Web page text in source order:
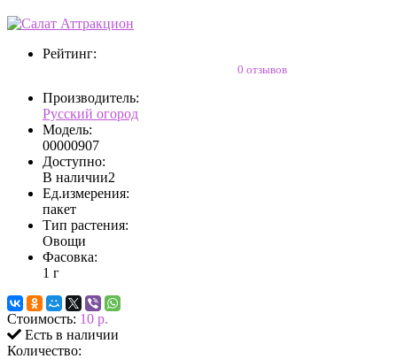
Рейтинг:
0 отзывов
Производитель:
Русский огород
Модель:
00000907
Доступно:
В наличии2
Ед.измерения:
пакет
Тип растения:
Овощи
Фасовка:
1 г
Стоимость: 10 р.
Есть в наличии
Количество: